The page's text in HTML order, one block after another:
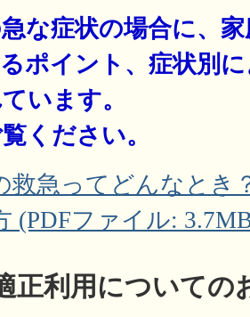
な症状の場合に、
ポイント、症状別
います。
ください。
救急ってどんなとき
(PDFファイル:
正利用についての